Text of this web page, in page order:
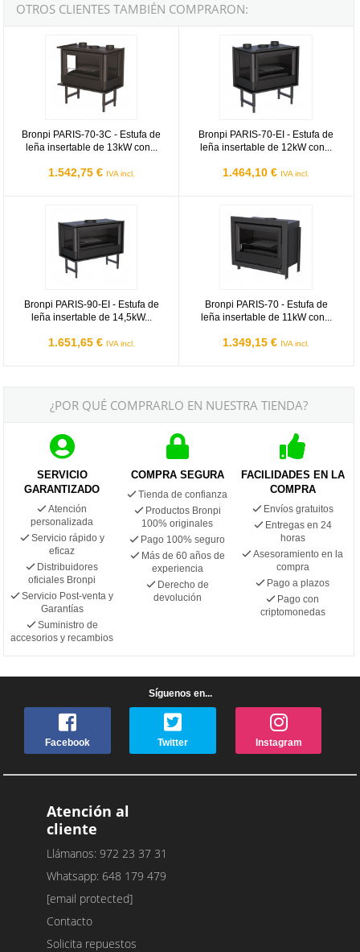
OTROS CLIENTES TAMBIÉN COMPRARON:
Bronpi PARIS-70-3C - Estufa de
leña insertable de 13kW con...
1.542,75 € IVA incl.
Bronpi PARIS-70-EI - Estufa de
leña insertable de 12kW con...
1.464,10 € IVA incl.
Bronpi PARIS-90-EI - Estufa de
leña insertable de 14,5kW...
1.651,65 € IVA incl.
Bronpi PARIS-70 - Estufa de
leña insertable de 11kW con...
1.349,15 € IVA incl.
¿POR QUÉ COMPRARLO EN NUESTRA TIENDA?
SERVICIO
GARANTIZADO
Atención
personalizada
Servicio rápido y
eficaz
Distribuidores
oficiales Bronpi
Servicio Post-venta y
Garantías
Suministro de
accesorios y recambios
COMPRA SEGURA
Tienda de confianza
Productos Bronpi
100% originales
Pago 100% seguro
Más de 60 años de
experiencia
Derecho de
devolución
FACILIDADES EN LA
COMPRA
Envíos gratuitos
Entregas en 24
horas
Asesoramiento en la
compra
Pago a plazos
Pago con
criptomonedas
Síguenos en...
Facebook Twitter Instagram
Atención al
cliente
Llámanos: 972 23 37 31
Whatsapp: 648 179 479
[email protected]
Contacto
Solicita repuestos